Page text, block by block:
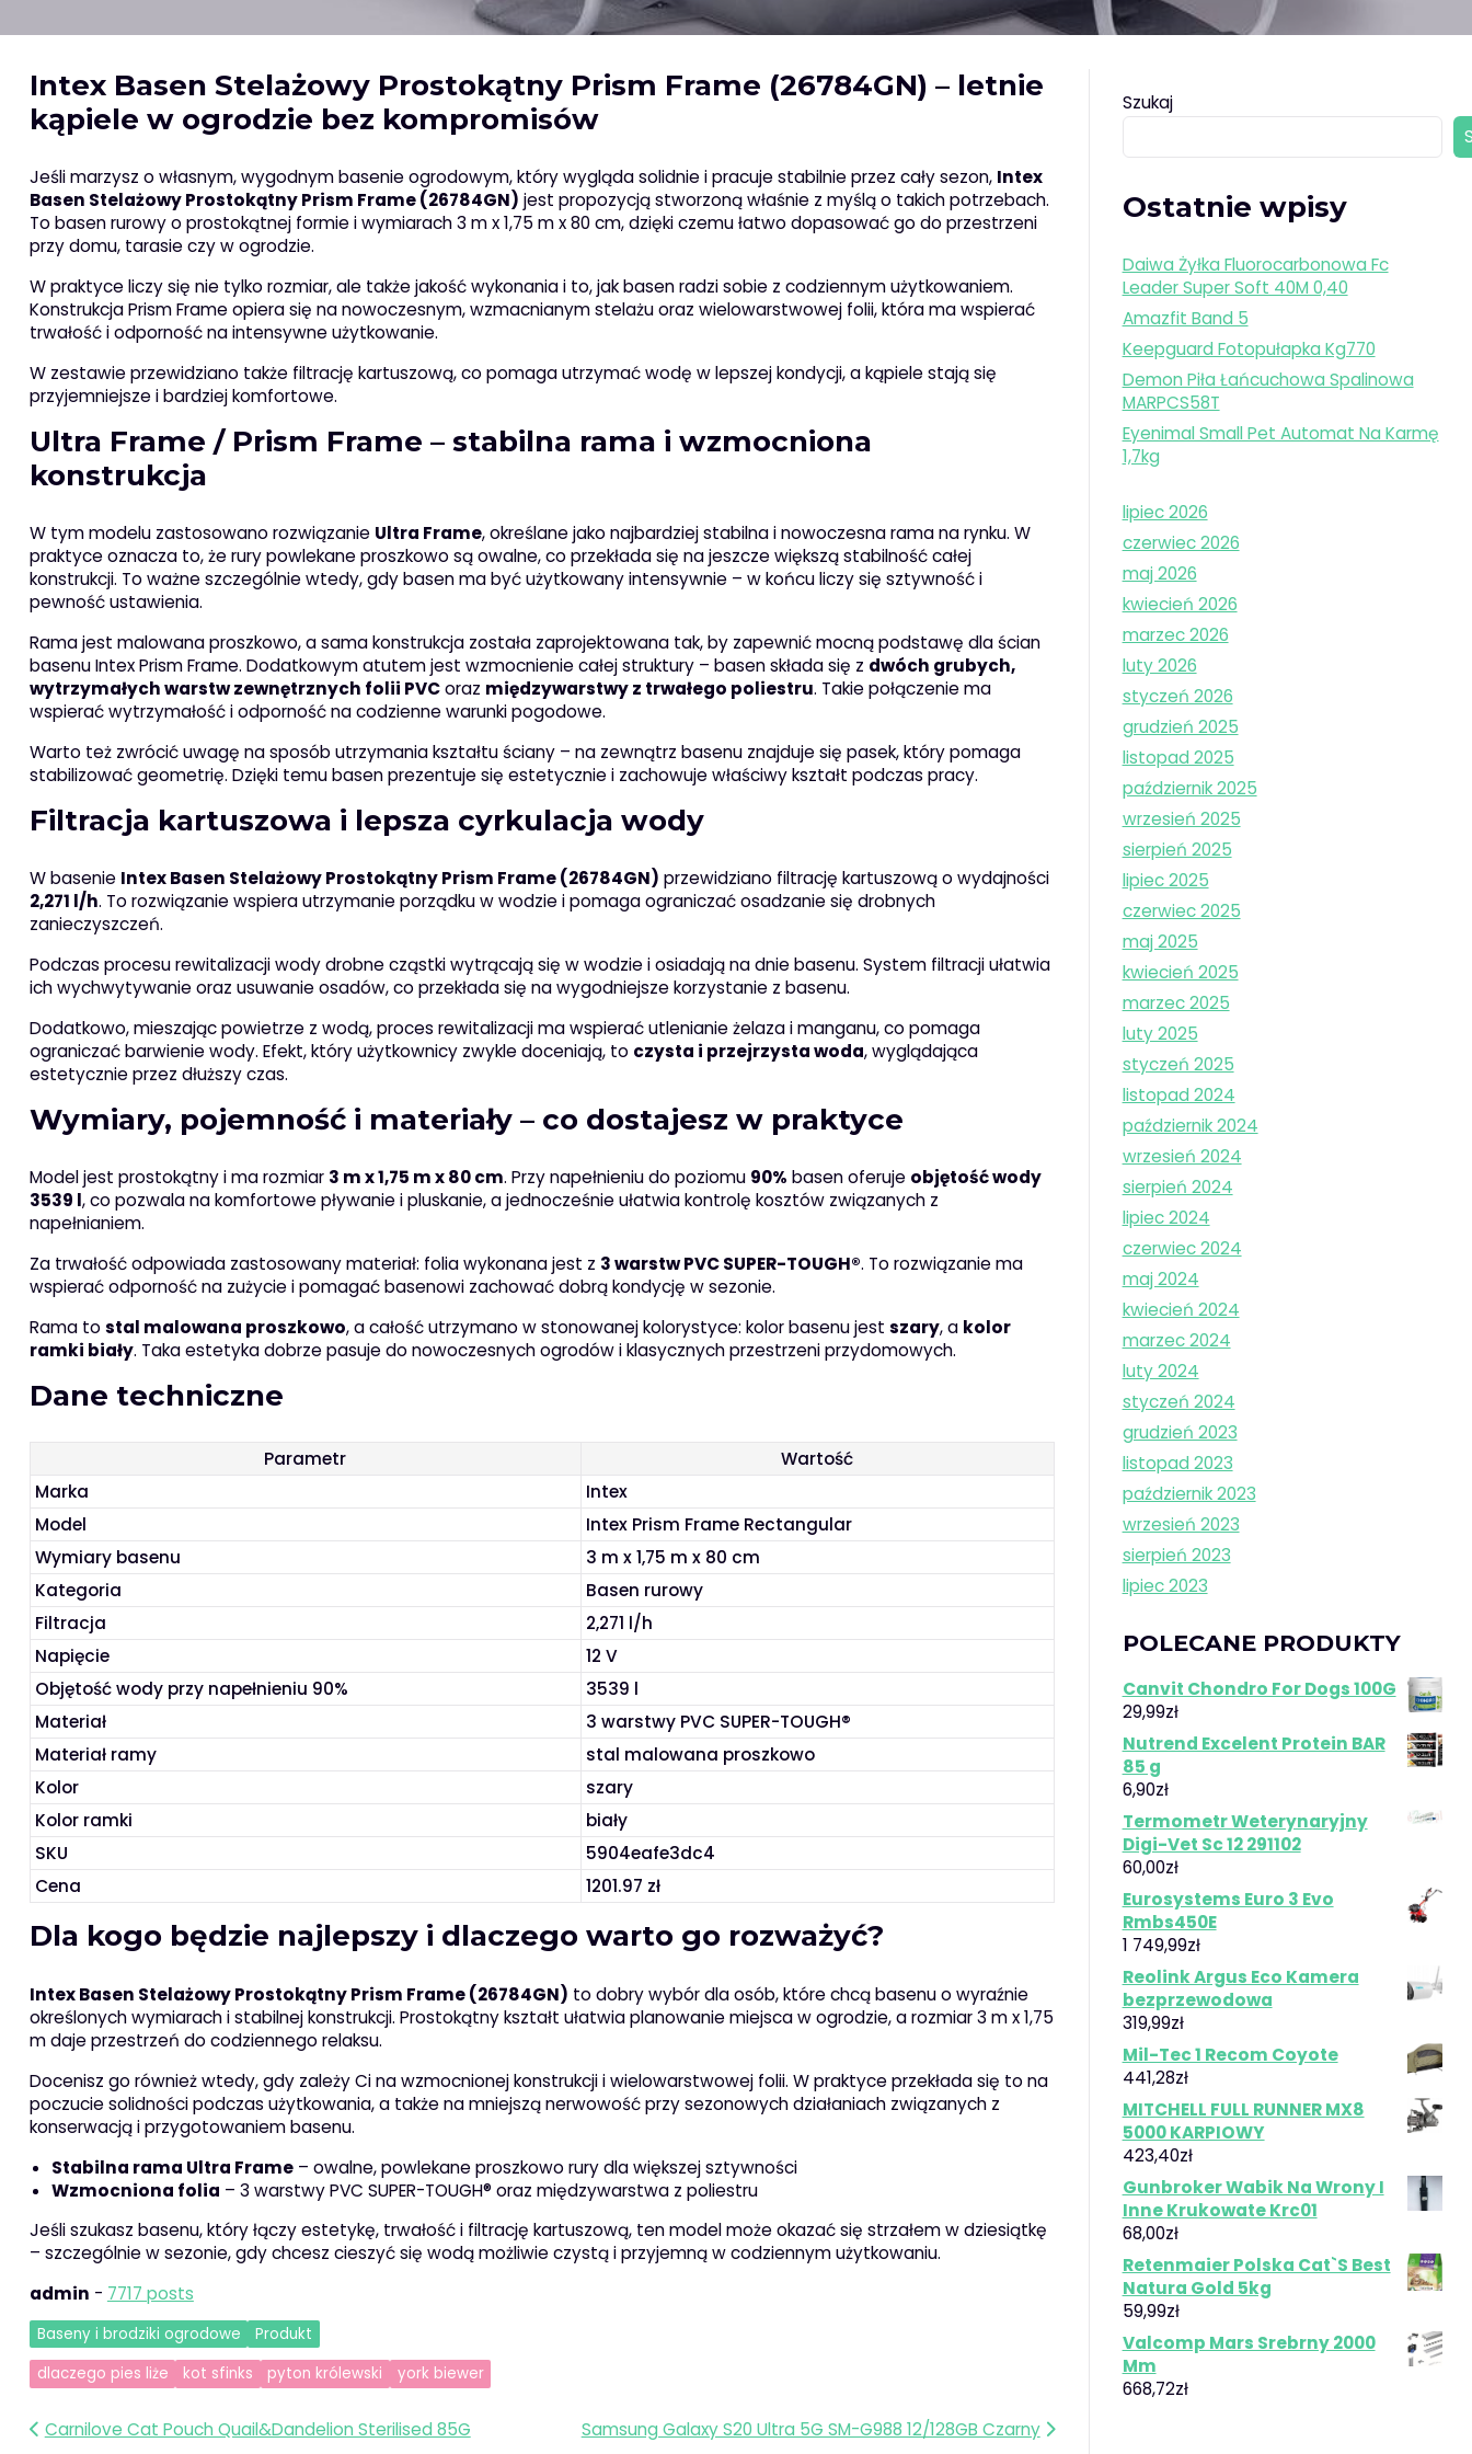
Intex Basen Stelażowy Prostokątny Prism Frame (26784GN) – letnie
kąpiele w ogrodzie bez kompromisów
Jeśli marzysz o własnym, wygodnym basenie ogrodowym, który wygląda solidnie i pracuje stabilnie przez cały sezon, Intex
Basen Stelażowy Prostokątny Prism Frame (26784GN) jest propozycją stworzoną właśnie z myślą o takich potrzebach.
To basen rurowy o prostokątnej formie i wymiarach 3 m x 1,75 m x 80 cm, dzięki czemu łatwo dopasować go do przestrzeni
przy domu, tarasie czy w ogrodzie.
W praktyce liczy się nie tylko rozmiar, ale także jakość wykonania i to, jak basen radzi sobie z codziennym użytkowaniem.
Konstrukcja Prism Frame opiera się na nowoczesnym, wzmacnianym stelażu oraz wielowarstwowej folii, która ma wspierać
trwałość i odporność na intensywne użytkowanie.
W zestawie przewidziano także filtrację kartuszową, co pomaga utrzymać wodę w lepszej kondycji, a kąpiele stają się
przyjemniejsze i bardziej komfortowe.
Ultra Frame / Prism Frame – stabilna rama i wzmocniona
konstrukcja
W tym modelu zastosowano rozwiązanie Ultra Frame, określane jako najbardziej stabilna i nowoczesna rama na rynku. W
praktyce oznacza to, że rury powlekane proszkowo są owalne, co przekłada się na jeszcze większą stabilność całej
konstrukcji. To ważne szczególnie wtedy, gdy basen ma być użytkowany intensywnie – w końcu liczy się sztywność i
pewność ustawienia.
Rama jest malowana proszkowo, a sama konstrukcja została zaprojektowana tak, by zapewnić mocną podstawę dla ścian
basenu Intex Prism Frame. Dodatkowym atutem jest wzmocnienie całej struktury – basen składa się z dwóch grubych,
wytrzymałych warstw zewnętrznych folii PVCoraz międzywarstwy z trwałego poliestru. Takie połączenie ma
wspierać wytrzymałość i odporność na codzienne warunki pogodowe.
Warto też zwrócić uwagę na sposób utrzymania kształtu ściany – na zewnątrz basenu znajduje się pasek, który pomaga
stabilizować geometrię. Dzięki temu basen prezentuje się estetycznie i zachowuje właściwy kształt podczas pracy.
Filtracja kartuszowa i lepsza cyrkulacja wody
W basenie Intex Basen Stelażowy Prostokątny Prism Frame (26784GN) przewidziano filtrację kartuszową o wydajności
2,271 l/h. To rozwiązanie wspiera utrzymanie porządku w wodzie i pomaga ograniczać osadzanie się drobnych
zanieczyszczeń.
Podczas procesu rewitalizacji wody drobne cząstki wytrącają się w wodzie i osiadają na dnie basenu. System filtracji ułatwia
ich wychwytywanie oraz usuwanie osadów, co przekłada się na wygodniejsze korzystanie z basenu.
Dodatkowo, mieszając powietrze z wodą, proces rewitalizacji ma wspierać utlenianie żelaza i manganu, co pomaga
ograniczać barwienie wody. Efekt, który użytkownicy zwykle doceniają, to czysta i przejrzysta woda, wyglądająca
estetycznie przez dłuższy czas.
Wymiary, pojemność i materiały – co dostajesz w praktyce
Model jest prostokątny i ma rozmiar 3 m x 1,75 m x 80 cm. Przy napełnieniu do poziomu 90% basen oferuje objętość wody
3539 l, co pozwala na komfortowe pływanie i pluskanie, a jednocześnie ułatwia kontrolę kosztów związanych z
napełnianiem.
Za trwałość odpowiada zastosowany materiał: folia wykonana jest z 3 warstw PVC SUPER-TOUGH®. To rozwiązanie ma
wspierać odporność na zużycie i pomagać basenowi zachować dobrą kondycję w sezonie.
Rama tostal malowana proszkowo, a całość utrzymano w stonowanej kolorystyce: kolor basenu jest szary, a kolor
ramki biały. Taka estetyka dobrze pasuje do nowoczesnych ogrodów i klasycznych przestrzeni przydomowych.
Dane techniczne
Parametr
Wartość
Marka
Intex
Model
Intex Prism Frame Rectangular
Wymiary basenu
3 m x 1,75 m x 80 cm
Kategoria
Basen rurowy
Filtracja
2,271 l/h
Napięcie
12 V
Objętość wody przy napełnieniu 90%
3539 l
Materiał
3 warstwy PVC SUPER-TOUGH®
Materiał ramy
stal malowana proszkowo
Kolor
szary
Kolor ramki
biały
SKU
5904eafe3dc4
Cena
1201.97 zł
Dla kogo będzie najlepszy i dlaczego warto go rozważyć?
Intex Basen Stelażowy Prostokątny Prism Frame (26784GN) to dobry wybór dla osób, które chcą basenu o wyraźnie
określonych wymiarach i stabilnej konstrukcji. Prostokątny kształt ułatwia planowanie miejsca w ogrodzie, a rozmiar 3 m x 1,75
m daje przestrzeń do codziennego relaksu.
Docenisz go również wtedy, gdy zależy Ci na wzmocnionej konstrukcji i wielowarstwowej folii. W praktyce przekłada się to na
poczucie solidności podczas użytkowania, a także na mniejszą nerwowość przy sezonowych działaniach związanych z
konserwacją i przygotowaniem basenu.
Stabilna rama Ultra Frame– owalne, powlekane proszkowo rury dla większej sztywności
Wzmocniona folia – 3 warstwy PVC SUPER-TOUGH® oraz międzywarstwa z poliestru
Jeśli szukasz basenu, który łączy estetykę, trwałość i filtrację kartuszową, ten model może okazać się strzałem w dziesiątkę
– szczególnie w sezonie, gdy chcesz cieszyć się wodą możliwie czystą i przyjemną w codziennym użytkowaniu.
admin - 7717 posts
Baseny i brodziki ogrodowe
Produkt
dlaczego pies liże
kot sfinks pyton królewski york biewer
Nawigacja
Carnilove Cat Pouch Quail&Dandelion Sterilised 85G Samsung Galaxy S20 Ultra 5G SM-G988 12/128GB Czarny
Szukaj
Ostatnie wpisy
Daiwa Żyłka Fluorocarbonowa Fc
Leader Super Soft 40M 0,40
Amazfit Band 5
Keepguard Fotopułapka Kg770
Demon Piła Łańcuchowa Spalinowa
MARPCS58T
Eyenimal Small Pet Automat Na Karmę
1,7kg
lipiec 2026
czerwiec 2026
maj 2026
kwiecień 2026
marzec 2026
luty 2026
styczeń 2026
grudzień 2025
listopad 2025
październik 2025
wrzesień 2025
sierpień 2025
lipiec 2025
czerwiec 2025
maj 2025
kwiecień 2025
marzec 2025
luty 2025
styczeń 2025
listopad 2024
październik 2024
wrzesień 2024
sierpień 2024
lipiec 2024
czerwiec 2024
maj 2024
kwiecień 2024
marzec 2024
luty 2024
styczeń 2024
grudzień 2023
listopad 2023
październik 2023
wrzesień 2023
sierpień 2023
lipiec 2023
POLECANE PRODUKTY
Canvit Chondro For Dogs 100G
29,99zł
Nutrend Excelent Protein BAR
85 g
6,90zł
Termometr Weterynaryjny
Digi-Vet Sc 12 291102
60,00zł
Eurosystems Euro 3 Evo
Rmbs450E
1 749,99zł
Reolink Argus Eco Kamera
bezprzewodowa
319,99zł
Mil-Tec 1 Recom Coyote
441,28zł
MITCHELL FULL RUNNER MX8
5000 KARPIOWY
423,40zł
Gunbroker Wabik Na Wrony I
Inne Krukowate Krc01
68,00zł
Retenmaier Polska Cat`S Best
Natura Gold 5kg
59,99zł
Valcomp Mars Srebrny 2000
Mm
668,72zł